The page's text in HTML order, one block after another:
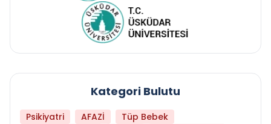
Kategori Bulutu
Psikiyatri AFAZİ
Tüp Bebek